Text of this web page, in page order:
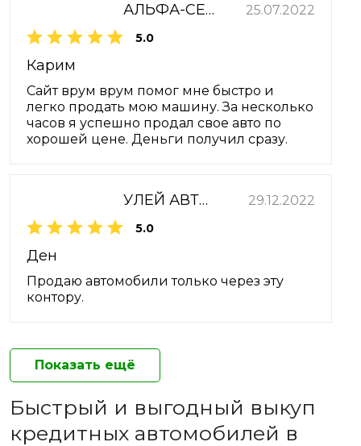
АЛЬФА-СЕРВИС 25.07.2022
5.0
Карим
Сайт врум врум помог мне быстро и
легко продать мою машину. За несколько
часов я успешно продал свое авто по
хорошей цене. Деньги получил сразу.
УЛЕЙ АВТО ЗАПАД 29.12.2022
5.0
Ден
Продаю автомобили только через эту
контору.
Показать ещё
Быстрый и выгодный выкуп
кредитных автомобилей в